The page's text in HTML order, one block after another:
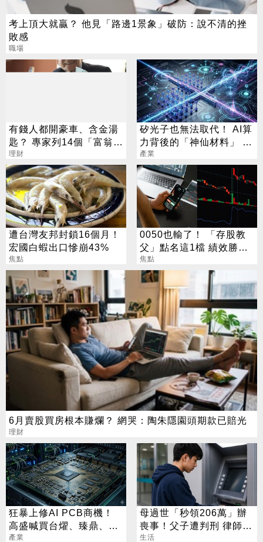
考上頂大就贏？ 他見「路邊1景象」破防：說不清的挫
敗感
職場
有錢人都開豪車、含金湯
匙？ 專家列14個「富翁迷
思」顛覆想像
理財
矽光子也無法取代！ AI算
力背後的「神仙材料」 這
幾家默默爆賺
產業
遭台灣友邦封鎖16個月！
宏國白蝦出口慘崩43%
焦點
0050也輸了！ 「存股教
父」點名這1檔 績效勝出
還更抗跌
焦點
6月賣股買房根本賺爛？ 網哭：陶朱隱園頭期款已賠光
理財
狂暴上修AI PCB商機！
高盛喊買台燿、臻鼎、台
產業
母過世「秒領206萬」辦
喪事！父子遭判刑 律師：
搶錢先下手是罪
生活